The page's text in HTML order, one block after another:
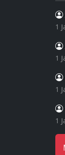
1
1
1
1